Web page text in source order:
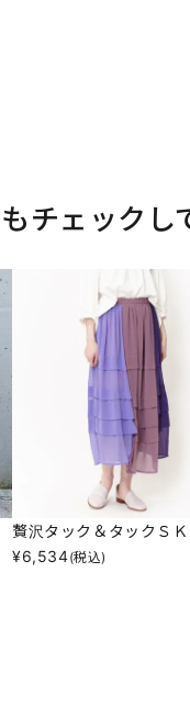
チェックし
贅沢タック＆タックＳＫ
¥6,534(税込)